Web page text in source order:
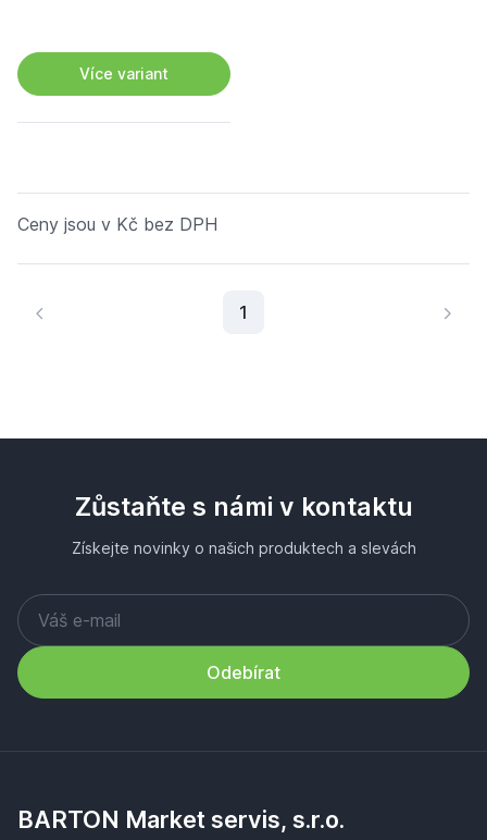
Více variant
Ceny jsou v Kč bez DPH
1
Zůstaňte s námi v kontaktu
Získejte novinky o našich produktech a slevách
Odebírat
BARTON Market servis, s.r.o.